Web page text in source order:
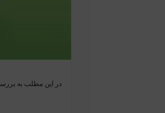
در این مطلب به